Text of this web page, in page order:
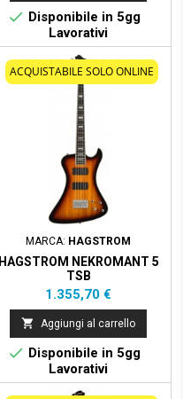
 Disponibile in 5gg
Lavorativi
ACQUISTABILE SOLO ONLINE
MARCA: HAGSTROM
HAGSTROM NEKROMANT 5
TSB
Prezzo
1.355,70 €
 Aggiungi al carrello
 Disponibile in 5gg
Lavorativi